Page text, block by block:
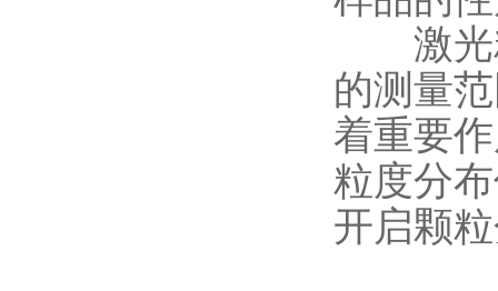
激光粒
的测量
着重要
粒度分
开启颗